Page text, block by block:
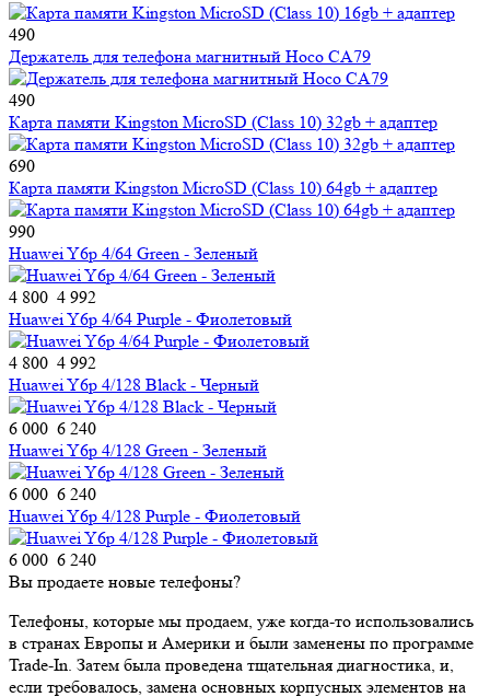
490
Держатель для телефона магнитный Hoco CA79
490
Карта памяти Kingston MicroSD (Class 10) 32gb + адаптер
690
Карта памяти Kingston MicroSD (Class 10) 64gb + адаптер
990
Huawei Y6p 4/64 Green - Зеленый
4 800 4 992
Huawei Y6p 4/64 Purple - Фиолетовый
4 800 4 992
Huawei Y6p 4/128 Black - Черный
6 000 6 240
Huawei Y6p 4/128 Green - Зеленый
6 000 6 240
Huawei Y6p 4/128 Purple - Фиолетовый
6 000 6 240
Вы продаете новые телефоны?
Телефоны, которые мы продаем, уже когда-то использовались
в странах Европы и Америки и были заменены по программе
Trade-In. Затем была проведена тщательная диагностика, и,
если требовалось, замена основных корпусных элементов на